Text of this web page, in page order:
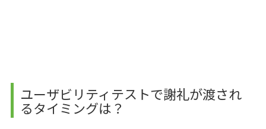
ユーザビリティテストで謝礼が渡され
るタイミングは？